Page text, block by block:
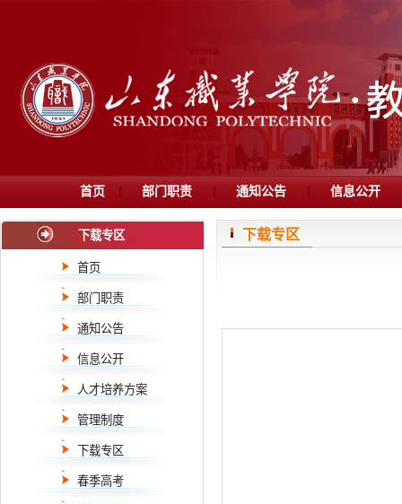
首页 部门职责 通知公告 信息公开
下载专区
首页
部门职责
通知公告
信息公开
人才培养方案
管理制度
下载专区
春季高考
下载专区